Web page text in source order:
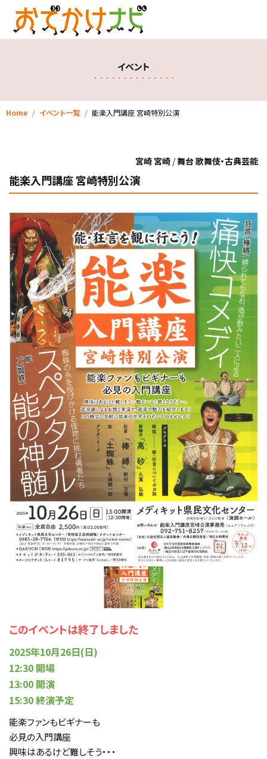
イベント
Home イベント一覧 能楽入門講座 宮崎特別公演
宮崎 宮崎 /舞台 歌舞伎・古典芸能
能楽入門講座 宮崎特別公演
このイベントは終了しました
2025年10月26日(日)
12:30 開場
13:00 開演
15:30 終演予定
能楽ファンもビギナーも
必見の入門講座
興味はあるけど難しそう・・・